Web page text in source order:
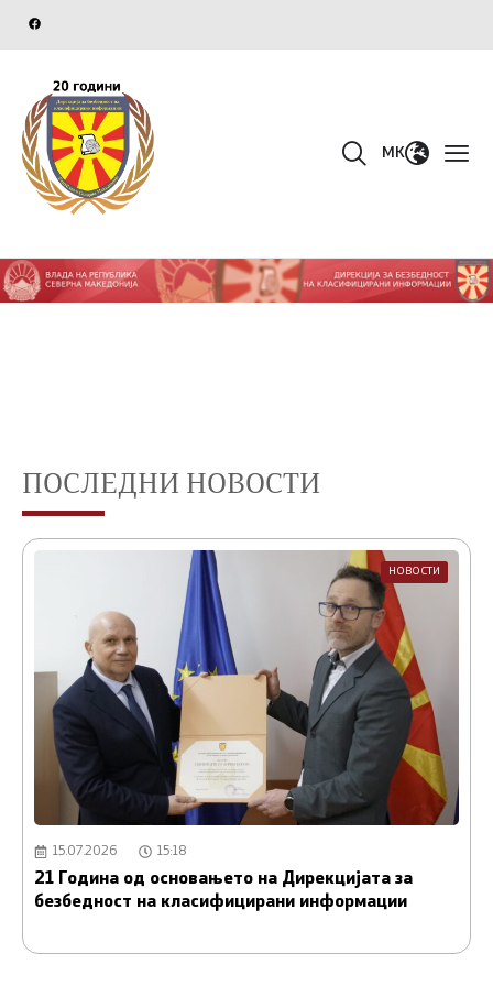
MK
ПОСЛЕДНИ НОВОСТИ
НОВОСТИ
15.07.2026 15:18
21 Година од основањето на Дирекцијата за
безбедност на класифицирани информации